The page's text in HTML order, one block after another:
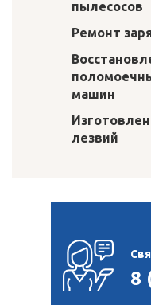
пылесосов
Ремонт
машин
лезвий
8